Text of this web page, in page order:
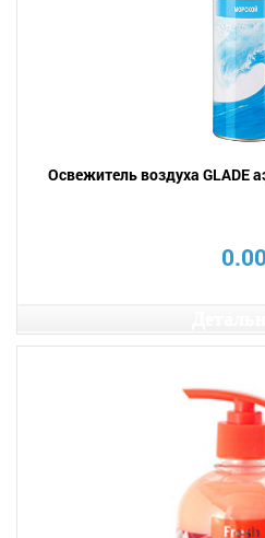
Освежитель воздуха GLADE
0.00